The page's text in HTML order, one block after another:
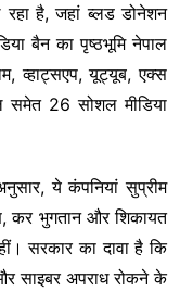
रहा है, जहां ब्लड डोनेशन
बैन का पृष्ठभूमि नेपाल
व्हाट्सएप, यूट्यूब, एक्स
समेत 26 सोशल मीडिया
ये कंपनियां सुप्रीम
कर भुगतान और शिकायत
सरकार का दावा है कि
साइबर अपराध रोकने के